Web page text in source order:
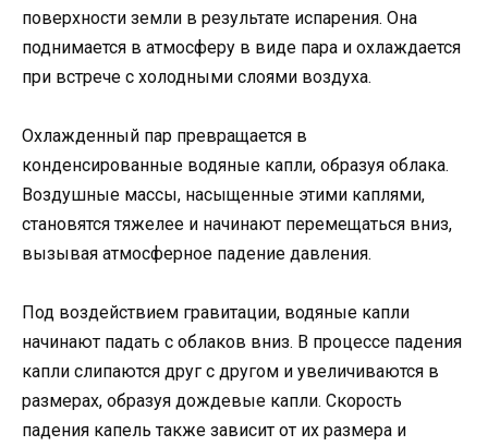
поверхности земли в результате испарения. Она
поднимается в атмосферу в виде пара и охлаждается
при встрече с холодными слоями воздуха.
Охлажденный пар превращается в
конденсированные водяные капли, образуя облака.
Воздушные массы, насыщенные этими каплями,
становятся тяжелее и начинают перемещаться вниз,
вызывая атмосферное падение давления.
Под воздействием гравитации, водяные капли
начинают падать с облаков вниз. В процессе падения
капли слипаются друг с другом и увеличиваются в
размерах, образуя дождевые капли. Скорость
падения капель также зависит от их размера и